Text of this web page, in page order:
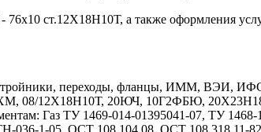
ст.12Х18Н10Т, а также оформления
переходы, фланцы, ИММ, ВЭИ,
08/12Х18Н10Т, 20ЮЧ, 10Г2ФБЮ,
Газ ТУ 1469-014-01395041-07, ТУ
036-1-05, ОСТ 108.104.08, ОСТ